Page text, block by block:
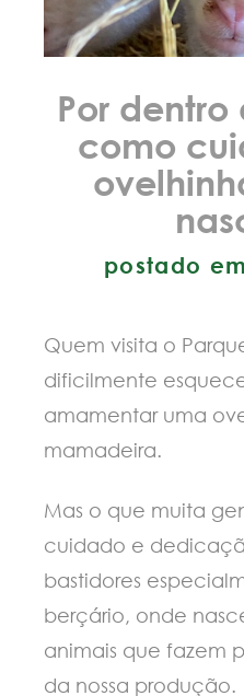
Por
como
postado
Quem visita o
dificilmente
amamentar uma
mamadeira.
Mas o que muita
cuidado e
bastidores
berçário, onde
animais que fazem
da nossa produção.